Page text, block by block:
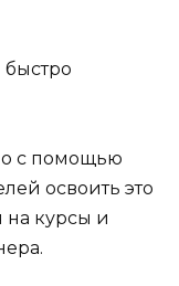
быстро
с помощью
освоить это
на курсы и